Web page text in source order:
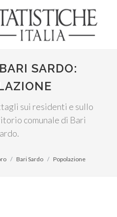
SARDO:
sui residenti e sullo
comunale di Bari
Bari Sardo Popolazione